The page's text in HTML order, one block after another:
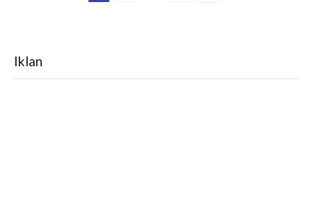
Iklan